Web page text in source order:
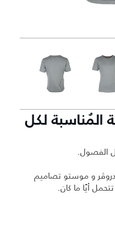
المُناسبة لكل
الفصول.
و موستو تصاميم
أيًا ما كان.